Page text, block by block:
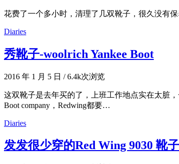
花费了一个多小时，清理了几双靴子，很久没有
Diaries
秀靴子-woolrich Yankee Boot
2016 年 1 月 5 日 /6.4k次浏览
这双靴子是去年买的了，上班工作地点实在太脏
Boot company，Redwing都要…
Diaries
发发很少穿的Red Wing 9030 靴子